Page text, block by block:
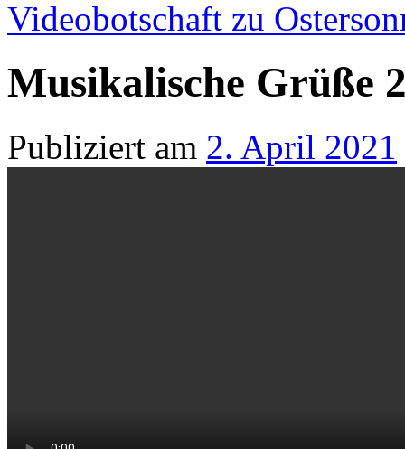
Videobotschaft zu
Musikalische Grüße
Publiziert am 2. April 2021